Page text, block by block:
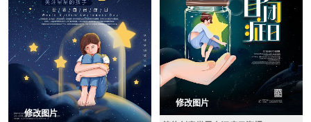
修改图片
修改图片